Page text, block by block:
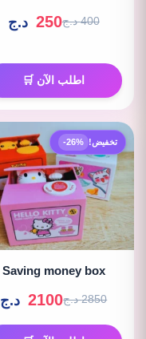
400 د.ج 250 د.ج
اطلب الآن 🛒
تخفيض! -26%
Saving money box
2850 د.ج 2100 د.ج